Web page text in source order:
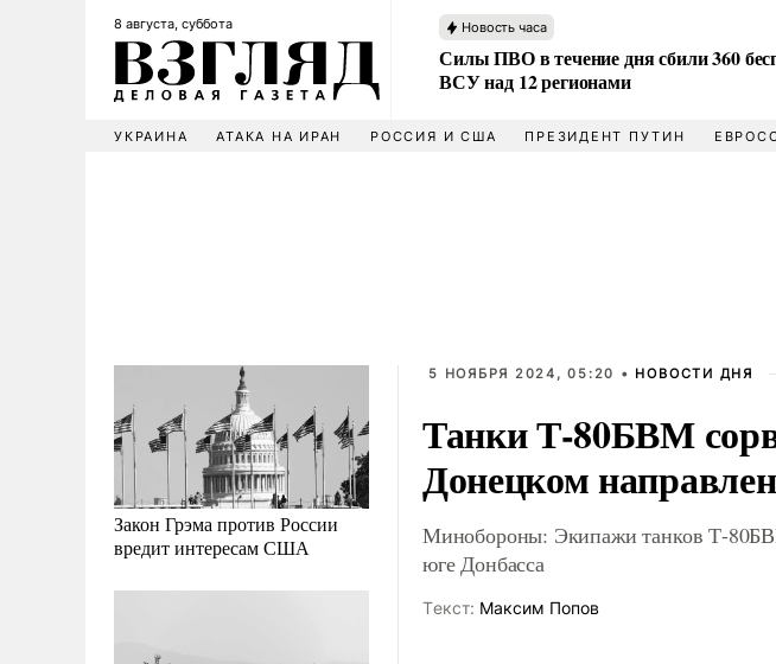
8 августа, суббота Новость часа
Силы ПВО в течение дня сбили 360
ВСУ над 12 регионами
УКРАИНА АТАКА НА ИРАН РОССИЯ И США ПРЕЗИДЕНТ ПУТИН
Закон Грэма против России
вредит интересам США
5 НОЯБРЯ 2024, 05:20 • НОВОСТИ ДНЯ
Танки Т-80БВМ
Донецком
Минобороны: Экипажи танков Т-
юге Донбасса
Tекст: Максим Попов